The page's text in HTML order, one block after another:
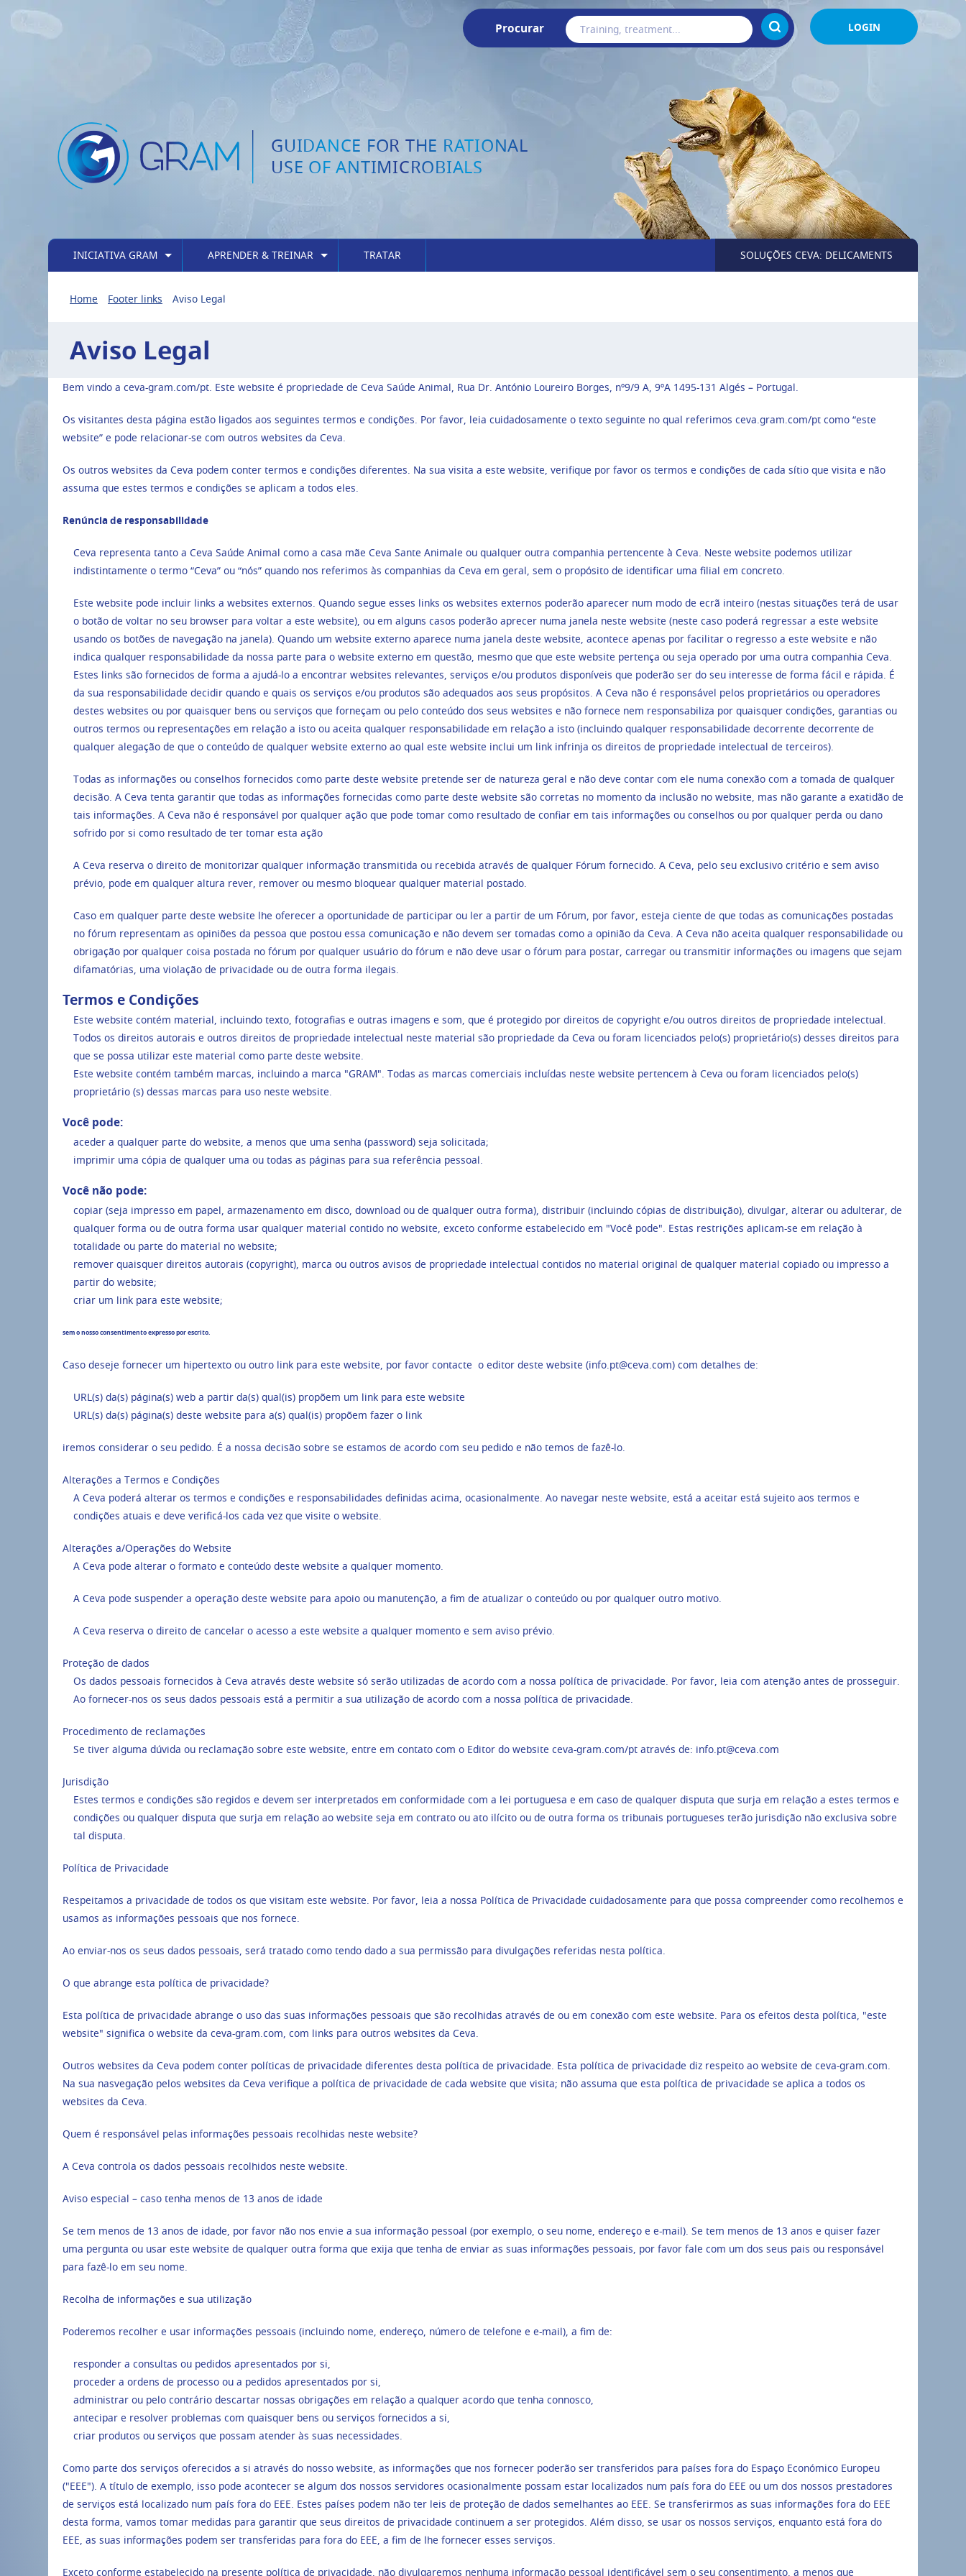
Procurar LOGIN
GUIDANCE FOR THE RATIONAL
USE OF ANTIMICROBIALS
INICIATIVA GRAM APRENDER & TREINAR TRATAR SOLUÇÕES CEVA: DELICAMENTS
Home Footer links Aviso Legal
Aviso Legal
Bem vindo a ceva-gram.com/pt. Este website é propriedade de Ceva Saúde Animal, Rua Dr. António Loureiro Borges, nº9/9 A, 9ºA 1495-131 Algés – Portugal.
Os visitantes desta página estão ligados aos seguintes termos e condições. Por favor, leia cuidadosamente o texto seguinte no qual referimos ceva.gram.com/pt como “este
website” e pode relacionar-se com outros websites da Ceva.
Os outros websites da Ceva podem conter termos e condições diferentes. Na sua visita a este website, verifique por favor os termos e condições de cada sítio que visita e não
assuma que estes termos e condições se aplicam a todos eles.
Renúncia de responsabilidade
Ceva representa tanto a Ceva Saúde Animal como a casa mãe Ceva Sante Animale ou qualquer outra companhia pertencente à Ceva. Neste website podemos utilizar
indistintamente o termo “Ceva” ou “nós” quando nos referimos às companhias da Ceva em geral, sem o propósito de identificar uma filial em concreto.
Este website pode incluir links a websites externos. Quando segue esses links os websites externos poderão aparecer num modo de ecrã inteiro (nestas situações terá de usar
o botão de voltar no seu browser para voltar a este website), ou em alguns casos poderão aprecer numa janela neste website (neste caso poderá regressar a este website
usando os botões de navegação na janela). Quando um website externo aparece numa janela deste website, acontece apenas por facilitar o regresso a este website e não
indica qualquer responsabilidade da nossa parte para o website externo em questão, mesmo que que este website pertença ou seja operado por uma outra companhia Ceva.
Estes links são fornecidos de forma a ajudá-lo a encontrar websites relevantes, serviços e/ou produtos disponíveis que poderão ser do seu interesse de forma fácil e rápida. É
da sua responsabilidade decidir quando e quais os serviços e/ou produtos são adequados aos seus propósitos. A Ceva não é responsável pelos proprietários ou operadores
destes websites ou por quaisquer bens ou serviços que forneçam ou pelo conteúdo dos seus websites e não fornece nem responsabiliza por quaisquer condições, garantias ou
outros termos ou representações em relação a isto ou aceita qualquer responsabilidade em relação a isto (incluindo qualquer responsabilidade decorrente decorrente de
qualquer alegação de que o conteúdo de qualquer website externo ao qual este website inclui um link infrinja os direitos de propriedade intelectual de terceiros).
Todas as informações ou conselhos fornecidos como parte deste website pretende ser de natureza geral e não deve contar com ele numa conexão com a tomada de qualquer
decisão. A Ceva tenta garantir que todas as informações fornecidas como parte deste website são corretas no momento da inclusão no website, mas não garante a exatidão de
tais informações. A Ceva não é responsável por qualquer ação que pode tomar como resultado de confiar em tais informações ou conselhos ou por qualquer perda ou dano
sofrido por si como resultado de ter tomar esta ação
A Ceva reserva o direito de monitorizar qualquer informação transmitida ou recebida através de qualquer Fórum fornecido. A Ceva, pelo seu exclusivo critério e sem aviso
prévio, pode em qualquer altura rever, remover ou mesmo bloquear qualquer material postado.
Caso em qualquer parte deste website lhe oferecer a oportunidade de participar ou ler a partir de um Fórum, por favor, esteja ciente de que todas as comunicações postadas
no fórum representam as opiniões da pessoa que postou essa comunicação e não devem ser tomadas como a opinião da Ceva. A Ceva não aceita qualquer responsabilidade ou
obrigação por qualquer coisa postada no fórum por qualquer usuário do fórum e não deve usar o fórum para postar, carregar ou transmitir informações ou imagens que sejam
difamatórias, uma violação de privacidade ou de outra forma ilegais.
Termos e Condições
Este website contém material, incluindo texto, fotografias e outras imagens e som, que é protegido por direitos de copyright e/ou outros direitos de propriedade intelectual.
Todos os direitos autorais e outros direitos de propriedade intelectual neste material são propriedade da Ceva ou foram licenciados pelo(s) proprietário(s) desses direitos para
que se possa utilizar este material como parte deste website.
Este website contém também marcas, incluindo a marca "GRAM". Todas as marcas comerciais incluídas neste website pertencem à Ceva ou foram licenciados pelo(s)
proprietário (s) dessas marcas para uso neste website.
Você pode:
aceder a qualquer parte do website, a menos que uma senha (password) seja solicitada;
imprimir uma cópia de qualquer uma ou todas as páginas para sua referência pessoal.
Você não pode:
copiar (seja impresso em papel, armazenamento em disco, download ou de qualquer outra forma), distribuir (incluindo cópias de distribuição), divulgar, alterar ou adulterar, de
qualquer forma ou de outra forma usar qualquer material contido no website, exceto conforme estabelecido em "Você pode". Estas restrições aplicam-se em relação à
totalidade ou parte do material no website;
remover quaisquer direitos autorais (copyright), marca ou outros avisos de propriedade intelectual contidos no material original de qualquer material copiado ou impresso a
partir do website;
criar um link para este website;
sem o nosso consentimento expresso por escrito.
Caso deseje fornecer um hipertexto ou outro link para este website, por favor contacte o editor deste website (info.pt@ceva.com) com detalhes de:
URL(s) da(s) página(s) web a partir da(s) qual(is) propõem um link para este website
URL(s) da(s) página(s) deste website para a(s) qual(is) propõem fazer o link
iremos considerar o seu pedido. É a nossa decisão sobre se estamos de acordo com seu pedido e não temos de fazê-lo.
Alterações a Termos e Condições
A Ceva poderá alterar os termos e condições e responsabilidades definidas acima, ocasionalmente. Ao navegar neste website, está a aceitar está sujeito aos termos e
condições atuais e deve verificá-los cada vez que visite o website.
Alterações a/Operações do Website
A Ceva pode alterar o formato e conteúdo deste website a qualquer momento.
A Ceva pode suspender a operação deste website para apoio ou manutenção, a fim de atualizar o conteúdo ou por qualquer outro motivo.
A Ceva reserva o direito de cancelar o acesso a este website a qualquer momento e sem aviso prévio.
Proteção de dados
Os dados pessoais fornecidos à Ceva através deste website só serão utilizadas de acordo com a nossa política de privacidade. Por favor, leia com atenção antes de prosseguir.
Ao fornecer-nos os seus dados pessoais está a permitir a sua utilização de acordo com a nossa política de privacidade.
Procedimento de reclamações
Se tiver alguma dúvida ou reclamação sobre este website, entre em contato com o Editor do website ceva-gram.com/pt através de: info.pt@ceva.com
Jurisdição
Estes termos e condições são regidos e devem ser interpretados em conformidade com a lei portuguesa e em caso de qualquer disputa que surja em relação a estes termos e
condições ou qualquer disputa que surja em relação ao website seja em contrato ou ato ilícito ou de outra forma os tribunais portugueses terão jurisdição não exclusiva sobre
tal disputa.
Política de Privacidade
Respeitamos a privacidade de todos os que visitam este website. Por favor, leia a nossa Política de Privacidade cuidadosamente para que possa compreender como recolhemos e
usamos as informações pessoais que nos fornece.
Ao enviar-nos os seus dados pessoais, será tratado como tendo dado a sua permissão para divulgações referidas nesta política.
O que abrange esta política de privacidade?
Esta política de privacidade abrange o uso das suas informações pessoais que são recolhidas através de ou em conexão com este website. Para os efeitos desta política, "este
website" significa o website da ceva-gram.com, com links para outros websites da Ceva.
Outros websites da Ceva podem conter políticas de privacidade diferentes desta política de privacidade. Esta política de privacidade diz respeito ao website de ceva-gram.com.
Na sua nasvegação pelos websites da Ceva verifique a política de privacidade de cada website que visita; não assuma que esta política de privacidade se aplica a todos os
websites da Ceva.
Quem é responsável pelas informações pessoais recolhidas neste website?
A Ceva controla os dados pessoais recolhidos neste website.
Aviso especial – caso tenha menos de 13 anos de idade
Se tem menos de 13 anos de idade, por favor não nos envie a sua informação pessoal (por exemplo, o seu nome, endereço e e-mail). Se tem menos de 13 anos e quiser fazer
uma pergunta ou usar este website de qualquer outra forma que exija que tenha de enviar as suas informações pessoais, por favor fale com um dos seus pais ou responsável
para fazê-lo em seu nome.
Recolha de informações e sua utilização
Poderemos recolher e usar informações pessoais (incluindo nome, endereço, número de telefone e e-mail), a fim de:
responder a consultas ou pedidos apresentados por si,
proceder a ordens de processo ou a pedidos apresentados por si,
administrar ou pelo contrário descartar nossas obrigações em relação a qualquer acordo que tenha connosco,
antecipar e resolver problemas com quaisquer bens ou serviços fornecidos a si,
criar produtos ou serviços que possam atender às suas necessidades.
Como parte dos serviços oferecidos a si através do nosso website, as informações que nos fornecer poderão ser transferidos para países fora do Espaço Económico Europeu
("EEE"). A título de exemplo, isso pode acontecer se algum dos nossos servidores ocasionalmente possam estar localizados num país fora do EEE ou um dos nossos prestadores
de serviços está localizado num país fora do EEE. Estes países podem não ter leis de proteção de dados semelhantes ao EEE. Se transferirmos as suas informações fora do EEE
desta forma, vamos tomar medidas para garantir que seus direitos de privacidade continuem a ser protegidos. Além disso, se usar os nossos serviços, enquanto está fora do
EEE, as suas informações podem ser transferidas para fora do EEE, a fim de lhe fornecer esses serviços.
Exceto conforme estabelecido na presente política de privacidade, não divulgaremos nenhuma informação pessoal identificável sem o seu consentimento, a menos que